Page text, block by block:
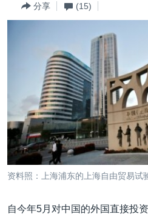
到
索
最新国际新闻
非洲
美洲
全球议题
分类新闻
人权·法律·宗教
科教·文娱·体健
军事
劳工
环境
白宫要闻
国会报道
美中关系
美国建国250周年
埃博拉疫情
重要讲话与声明
VOA视频
VOA今日焦点
中文广播
关注我们
分享 (15)
资料照：上海浦东的上海自由贸易试
自今年5月对中国的外国直接投